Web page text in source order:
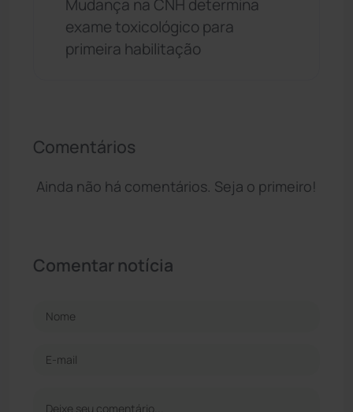
Mudança na CNH determina
exame toxicológico para
primeira habilitação
Comentários
Ainda não há comentários. Seja o primeiro!
Comentar notícia